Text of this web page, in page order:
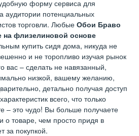
форму сервиса для
аудитории потенциальных
торговли. Любые Обои Браво
на флизелиновой основе
купить сидя дома, никуда не
и не торопливо изучая рынок
вас – сделать не навязанный,
низкой, вашему желанию,
детально получая доступ
всего, что только
– это чудо! Вы больше получаете
о товаре, чем просто придя в
за покупкой.